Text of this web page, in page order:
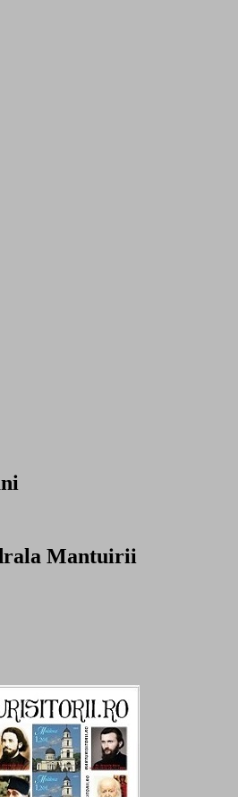
Mantuirii